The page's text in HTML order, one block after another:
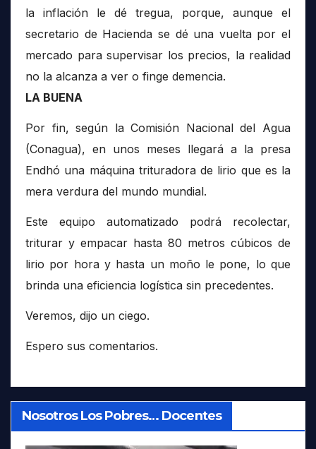
la inflación le dé tregua, porque, aunque el
secretario de Hacienda se dé una vuelta por el
mercado para supervisar los precios, la realidad
no la alcanza a ver o finge demencia.
LA BUENA
Por fin, según la Comisión Nacional del Agua
(Conagua), en unos meses llegará a la presa
Endhó una máquina trituradora de lirio que es la
mera verdura del mundo mundial.
Este equipo automatizado podrá recolectar,
triturar y empacar hasta 80 metros cúbicos de
lirio por hora y hasta un moño le pone, lo que
brinda una eficiencia logística sin precedentes.
Veremos, dijo un ciego.
Espero sus comentarios.
Nosotros Los Pobres… Docentes